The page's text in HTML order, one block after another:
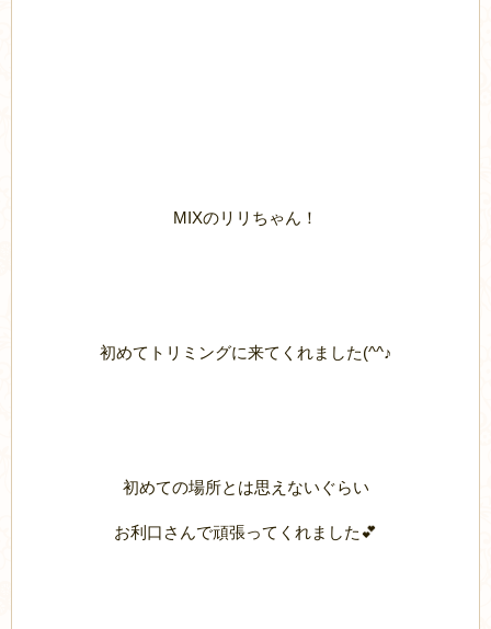
MIXのリリちゃん！
初めてトリミングに来てくれました(^^♪
初めての場所とは思えないぐらい
お利口さんで頑張ってくれました💕